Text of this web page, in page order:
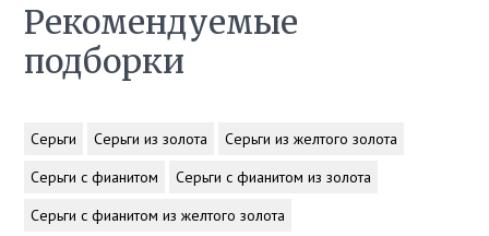
Рекомендуемые
подборки
Серьги Серьги из золота
Серьги из желтого золота
Серьги с фианитом
Серьги с фианитом из золота
Серьги с фианитом из желтого золота